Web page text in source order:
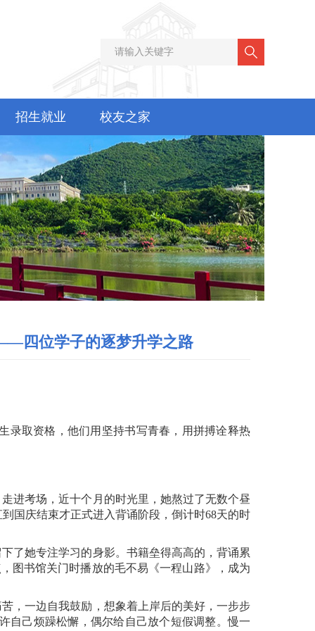
招生就业 校友之家
四位学子的逐梦升学之路
录取资格，他们用坚持书写青春，用拼搏诠释热
进考场，近十个月的时光里，她熬过了无数个昼
国庆结束才正式进入背诵阶段，倒计时68天的时
了她专注学习的身影。书籍垒得高高的，背诵累
图书馆关门时播放的毛不易《一程山路》，成为
，一边自我鼓励，想象着上岸后的美好，一步步
自己烦躁松懈，偶尔给自己放个短假调整。慢一